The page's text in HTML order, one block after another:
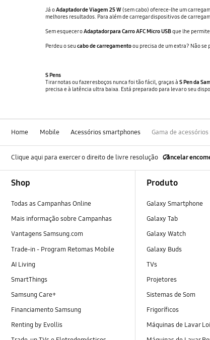
Já oAdaptador de Viagem 25 W(sem cabo) oferece-lhe um
melhores resultados. Para além de carregar dispositivos de
Sem esquecer oAdaptador para Carro AFC Micro USBque lhe permite
Perdeu o seucabo de carregamentoou precisa de um extra? Não se
S Pens
Tirar notas ou fazer esboços nunca foi tão fácil, graças à S Pen da
precisa e à latência ultra baixa. Está preparado para levar o seu
Home Mobile Acessórios smartphones Gama de
Clique aqui para exercer o direito de livre resolução Cancelar
Shop
Todas as Campanhas Online
Mais informação sobre Campanhas
Vantagens Samsung.com
Trade-in - Program Retomas Mobile
AI Living
SmartThings
Samsung Care+
Financiamento Samsung
Renting by Evollis
Produto
Galaxy Smartphone
Galaxy Tab
Galaxy Watch
Galaxy Buds
TVs
Projetores
Sistemas de Som
Frigoríficos
Máquinas de Lavar